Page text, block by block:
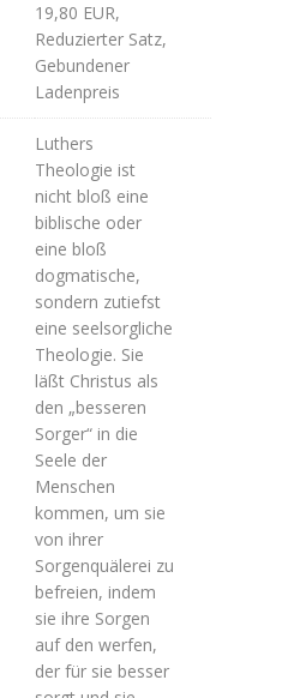
19,80 EUR,
Reduzierter Satz,
Gebundener
Ladenpreis
Luthers
Theologie ist
nicht bloß eine
biblische oder
eine bloß
dogmatische,
sondern zutiefst
eine seelsorgliche
Theologie. Sie
läßt Christus als
den „besseren
Sorger“ in die
Seele der
Menschen
kommen, um sie
von ihrer
Sorgenquälerei zu
befreien, indem
sie ihre Sorgen
auf den werfen,
der für sie besser